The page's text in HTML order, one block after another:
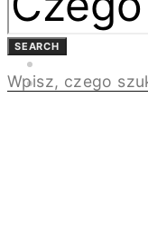
BEZPŁATNA
MAGAZYN
ŁAZIENKA.PRO
KONTAKT
SEARCH
Wpisz, czego